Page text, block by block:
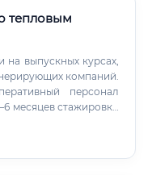
тепловым
на выпускных курсах,
компаний.
месяцев стажировки
часов и сдачи